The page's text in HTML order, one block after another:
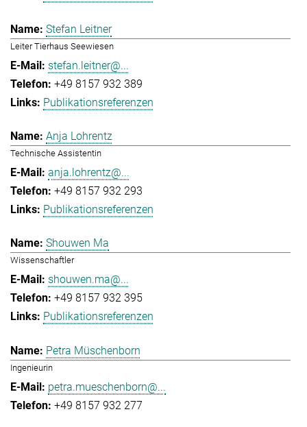
Stefan Leitner
Leiter Tierhaus Seewiesen
stefan.leitner@...
+49 8157 932 389
Publikationsreferenzen
Anja Lohrentz
Technische Assistentin
anja.lohrentz@...
+49 8157 932 293
Publikationsreferenzen
Shouwen Ma
Wissenschaftler
shouwen.ma@...
+49 8157 932 395
Publikationsreferenzen
Petra Müschenborn
Ingenieurin
petra.mueschenborn@...
+49 8157 932 277